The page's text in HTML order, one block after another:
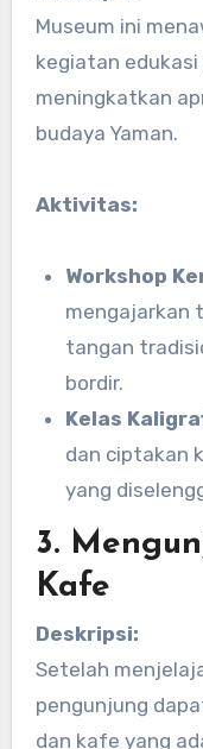
Museum ini
kegiatan
meningkatkan
budaya Yaman.
Aktivitas:
Workshop
mengajarkan
tangan
bordir.
Kelas
dan ciptakan
yang
3.
Kafe
Deskripsi:
Setelah
pengunjung
dan kafe yang